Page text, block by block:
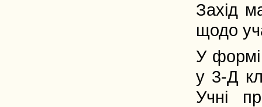
Захід
щодо
У
у 3-Д
Учні